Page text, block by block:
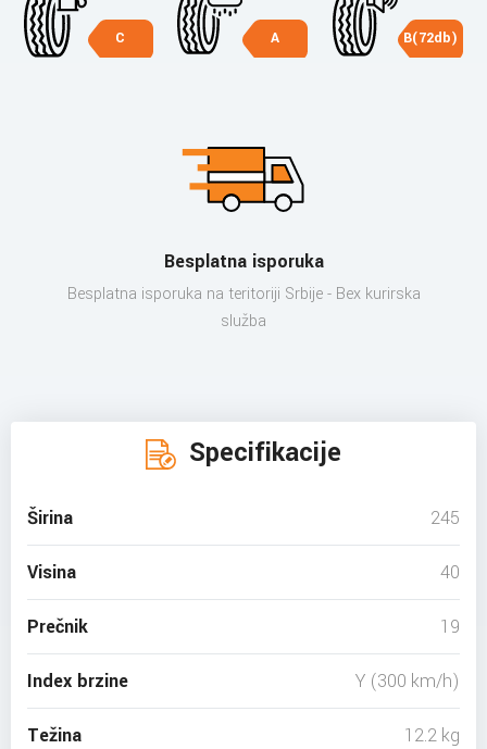
C A B(72db)
Besplatna isporuka
Besplatna isporuka na teritoriji Srbije - Bex kurirska
služba
Specifikacije
Širina 245
Visina 40
Prečnik 19
Index brzine Y (300 km/h)
Težina 12.2 kg